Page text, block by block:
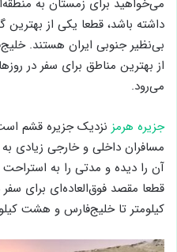
داشته باشد، قطعا یکی از بهترین
بی‌نظیر جنوبی ایران هستند.
از بهترین مناطق برای سفر در
می‌رود.
جزیره هرمز نزدیک جزیره قشم
مسافران داخلی و خارجی زیادی
آن را دیده و مدتی را به استراحت
کیلومتر تا خلیج‌فارس و هشت